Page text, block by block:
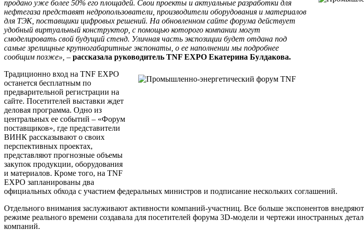
продано уже более 50% его площадей. Свои проекты и актуальные разработки для
нефтегаза представят недропользователи, производители оборудования и материалов
для ТЭК, поставщики цифровых решений. На обновленном сайте форума действует
удобный виртуальный конструктор, с помощью которого компании могут
смоделировать свой будущий стенд. Уличная часть экспозиции будет отдана под
самые зрелищные крупногабаритные экспонаты, о ее наполнении мы подробнее
сообщим позже», – рассказала руководитель TNF EXPO Екатерина Булдакова.
Традиционно вход на TNF EXPO
останется бесплатным по
предварительной регистрации на
сайте. Посетителей выставки ждет
деловая программа. Одно из
центральных ее событий – «Форум
поставщиков», где представители
ВИНК рассказывают о своих
перспективных проектах,
представляют прогнозные объемы
закупок продукции, оборудования
и материалов. Кроме того, на TNF
EXPO запланированы два
официальных обхода с участием федеральных министров и подписание нескольких соглашений.
Отдельного внимания заслуживают активности компаний-участниц. Все больше экспонентов
режиме реального времени создавала для посетителей форума 3D-модели и чертежи иностранных
компаний.